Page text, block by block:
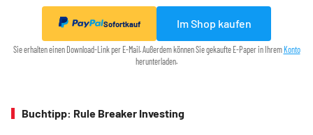
Sofortkauf Im Shop kaufen
Sie erhalten einen Download-Link per E-Mail. Außerdem können Sie gekaufte E-Paper in Ihrem Konto
herunterladen.
Buchtipp: Rule Breaker Investing